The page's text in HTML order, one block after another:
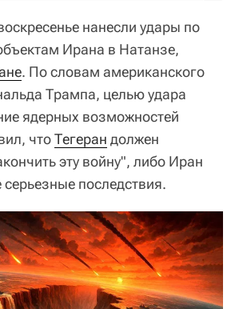
нанесли удары по
Ирана в Натанзе,
. По словам американского
Трампа, целью удара
ядерных возможностей
чтоТегеран должен
эту войну", либо Иран
серьезные последствия.